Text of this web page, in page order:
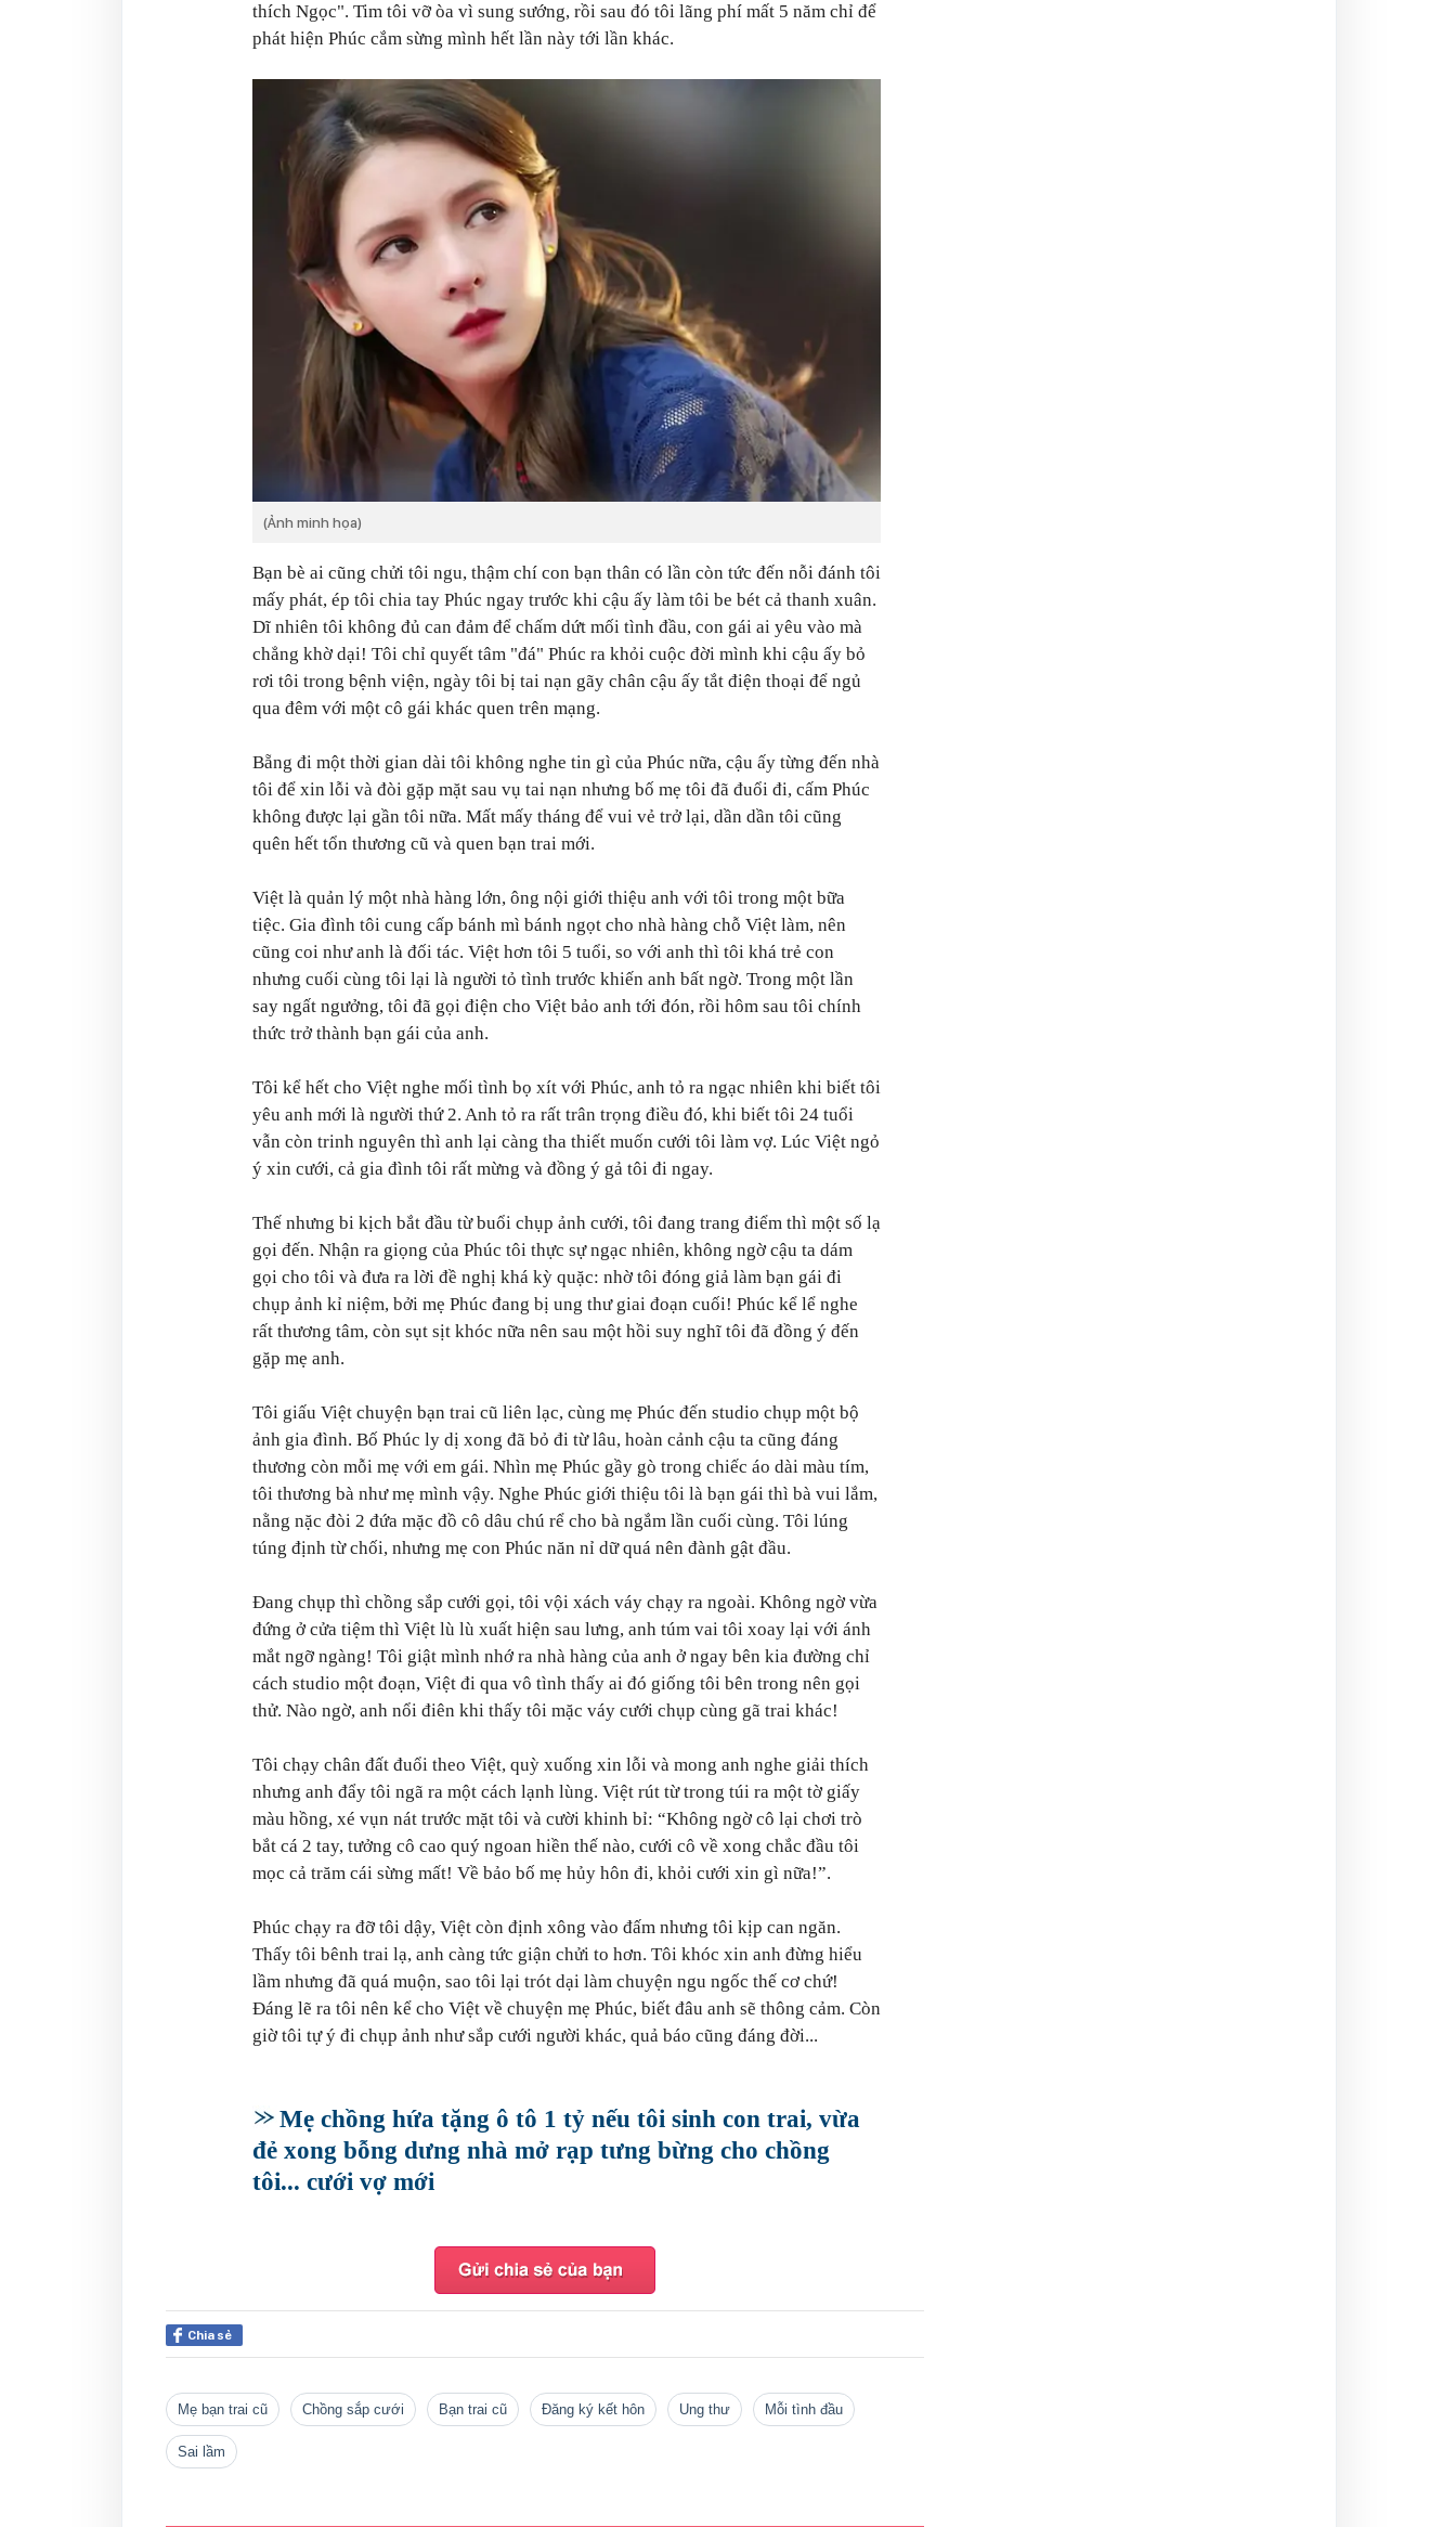
thích Ngọc". Tim tôi vỡ òa vì sung sướng, rồi sau đó tôi lãng phí mất 5 năm chỉ để
phát hiện Phúc cắm sừng mình hết lần này tới lần khác.
(Ảnh minh họa)
Bạn bè ai cũng chửi tôi ngu, thậm chí con bạn thân có lần còn tức đến nỗi đánh tôi
mấy phát, ép tôi chia tay Phúc ngay trước khi cậu ấy làm tôi be bét cả thanh xuân.
Dĩ nhiên tôi không đủ can đảm để chấm dứt mối tình đầu, con gái ai yêu vào mà
chẳng khờ dại! Tôi chỉ quyết tâm "đá" Phúc ra khỏi cuộc đời mình khi cậu ấy bỏ
rơi tôi trong bệnh viện, ngày tôi bị tai nạn gãy chân cậu ấy tắt điện thoại để ngủ
qua đêm với một cô gái khác quen trên mạng.
Bẵng đi một thời gian dài tôi không nghe tin gì của Phúc nữa, cậu ấy từng đến nhà
tôi để xin lỗi và đòi gặp mặt sau vụ tai nạn nhưng bố mẹ tôi đã đuổi đi, cấm Phúc
không được lại gần tôi nữa. Mất mấy tháng để vui vẻ trở lại, dần dần tôi cũng
quên hết tổn thương cũ và quen bạn trai mới.
Việt là quản lý một nhà hàng lớn, ông nội giới thiệu anh với tôi trong một bữa
tiệc. Gia đình tôi cung cấp bánh mì bánh ngọt cho nhà hàng chỗ Việt làm, nên
cũng coi như anh là đối tác. Việt hơn tôi 5 tuổi, so với anh thì tôi khá trẻ con
nhưng cuối cùng tôi lại là người tỏ tình trước khiến anh bất ngờ. Trong một lần
say ngất ngưởng, tôi đã gọi điện cho Việt bảo anh tới đón, rồi hôm sau tôi chính
thức trở thành bạn gái của anh.
Tôi kể hết cho Việt nghe mối tình bọ xít với Phúc, anh tỏ ra ngạc nhiên khi biết tôi
yêu anh mới là người thứ 2. Anh tỏ ra rất trân trọng điều đó, khi biết tôi 24 tuổi
vẫn còn trinh nguyên thì anh lại càng tha thiết muốn cưới tôi làm vợ. Lúc Việt ngỏ
ý xin cưới, cả gia đình tôi rất mừng và đồng ý gả tôi đi ngay.
Thế nhưng bi kịch bắt đầu từ buổi chụp ảnh cưới, tôi đang trang điểm thì một số lạ
gọi đến. Nhận ra giọng của Phúc tôi thực sự ngạc nhiên, không ngờ cậu ta dám
gọi cho tôi và đưa ra lời đề nghị khá kỳ quặc: nhờ tôi đóng giả làm bạn gái đi
chụp ảnh kỉ niệm, bởi mẹ Phúc đang bị ung thư giai đoạn cuối! Phúc kể lể nghe
rất thương tâm, còn sụt sịt khóc nữa nên sau một hồi suy nghĩ tôi đã đồng ý đến
gặp mẹ anh.
Tôi giấu Việt chuyện bạn trai cũ liên lạc, cùng mẹ Phúc đến studio chụp một bộ
ảnh gia đình. Bố Phúc ly dị xong đã bỏ đi từ lâu, hoàn cảnh cậu ta cũng đáng
thương còn mỗi mẹ với em gái. Nhìn mẹ Phúc gầy gò trong chiếc áo dài màu tím,
tôi thương bà như mẹ mình vậy. Nghe Phúc giới thiệu tôi là bạn gái thì bà vui lắm,
nằng nặc đòi 2 đứa mặc đồ cô dâu chú rể cho bà ngắm lần cuối cùng. Tôi lúng
túng định từ chối, nhưng mẹ con Phúc năn nỉ dữ quá nên đành gật đầu.
Đang chụp thì chồng sắp cưới gọi, tôi vội xách váy chạy ra ngoài. Không ngờ vừa
đứng ở cửa tiệm thì Việt lù lù xuất hiện sau lưng, anh túm vai tôi xoay lại với ánh
mắt ngỡ ngàng! Tôi giật mình nhớ ra nhà hàng của anh ở ngay bên kia đường chỉ
cách studio một đoạn, Việt đi qua vô tình thấy ai đó giống tôi bên trong nên gọi
thử. Nào ngờ, anh nổi điên khi thấy tôi mặc váy cưới chụp cùng gã trai khác!
Tôi chạy chân đất đuổi theo Việt, quỳ xuống xin lỗi và mong anh nghe giải thích
nhưng anh đẩy tôi ngã ra một cách lạnh lùng. Việt rút từ trong túi ra một tờ giấy
màu hồng, xé vụn nát trước mặt tôi và cười khinh bỉ: “Không ngờ cô lại chơi trò
bắt cá 2 tay, tưởng cô cao quý ngoan hiền thế nào, cưới cô về xong chắc đầu tôi
mọc cả trăm cái sừng mất! Về bảo bố mẹ hủy hôn đi, khỏi cưới xin gì nữa!”.
Phúc chạy ra đỡ tôi dậy, Việt còn định xông vào đấm nhưng tôi kịp can ngăn.
Thấy tôi bênh trai lạ, anh càng tức giận chửi to hơn. Tôi khóc xin anh đừng hiểu
lầm nhưng đã quá muộn, sao tôi lại trót dại làm chuyện ngu ngốc thế cơ chứ!
Đáng lẽ ra tôi nên kể cho Việt về chuyện mẹ Phúc, biết đâu anh sẽ thông cảm. Còn
giờ tôi tự ý đi chụp ảnh như sắp cưới người khác, quả báo cũng đáng đời...
Mẹ chồng hứa tặng ô tô 1 tỷ nếu tôi sinh con trai, vừa
đẻ xong bỗng dưng nhà mở rạp tưng bừng cho chồng
tôi... cưới vợ mới
Chia sẻ
mẹ bạn trai cũ chồng sắp cưới bạn trai cũ đăng ký kết hôn ung thư mỗi tình đầu
sai lầm